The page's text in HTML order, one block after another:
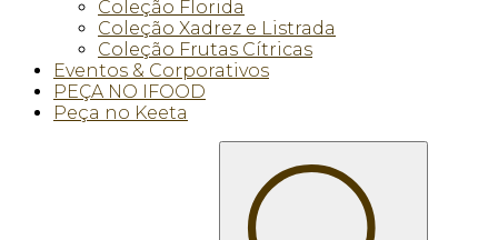
Coleção Florida
Coleção Xadrez e Listrada
Coleção Frutas Cítricas
Eventos & Corporativos
PEÇA NO IFOOD
Peça no Keeta